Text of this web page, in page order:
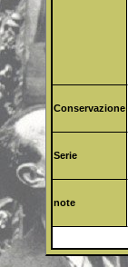
Conservazione
Serie
note